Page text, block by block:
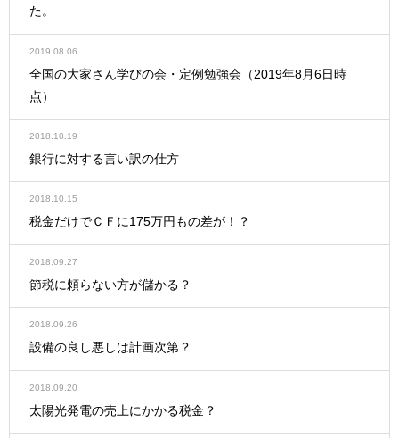
た。
2019.08.06
全国の大家さん学びの会・定例勉強会（2019年8月6日時
点）
2018.10.19
銀行に対する言い訳の仕方
2018.10.15
税金だけでＣＦに175万円もの差が！？
2018.09.27
節税に頼らない方が儲かる？
2018.09.26
設備の良し悪しは計画次第？
2018.09.20
太陽光発電の売上にかかる税金？